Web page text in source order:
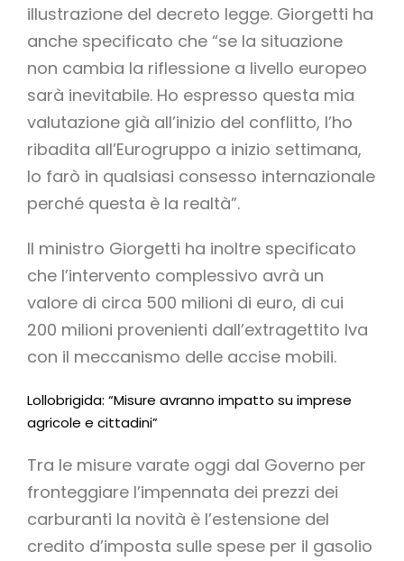
illustrazione del decreto legge. Giorgetti ha
anche specificato che “se la situazione
non cambia la riflessione a livello europeo
sarà inevitabile. Ho espresso questa mia
valutazione già all’inizio del conflitto, l’ho
ribadita all’Eurogruppo a inizio settimana,
lo farò in qualsiasi consesso internazionale
perché questa è la realtà”.
Il ministro Giorgetti ha inoltre specificato
che l’intervento complessivo avrà un
valore di circa 500 milioni di euro, di cui
200 milioni provenienti dall’extragettito Iva
con il meccanismo delle accise mobili.
Lollobrigida: “Misure avranno impatto su imprese
agricole e cittadini”
Tra le misure varate oggi dal Governo per
fronteggiare l’impennata dei prezzi dei
carburanti la novità è l’estensione del
credito d’imposta sulle spese per il gasolio